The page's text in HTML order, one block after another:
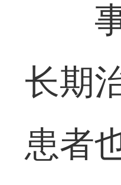
长期
患者